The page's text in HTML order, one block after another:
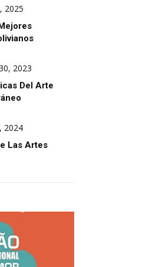
2025
2023
Del Arte
2024
Las Artes